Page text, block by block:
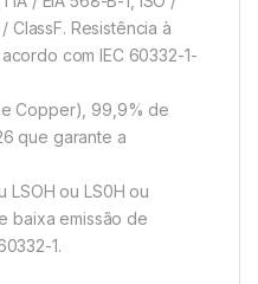
ClassF. Resistência à
com IEC 60332-1-
Copper), 99,9% de
que garante a
LSOH ou LS0H ou
baixa emissão de
1.